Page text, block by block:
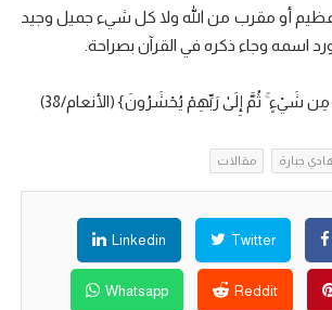
أو مقرب من الله ولا كل شيء جميل وجيد
اسمه وجاء ذكره في القرآن بصراحة.
شَيْءٍ ۚ ثُمَّ إِلَىٰ رَبِّهِمْ يُحْشَرُونَ} (الأنعام/38)
جبارة مقالات
Twitter
Linkedin
Reddit
Whatsapp